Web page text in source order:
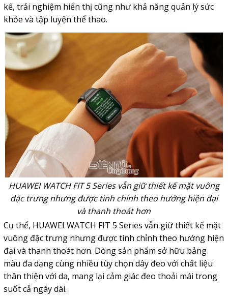
kế, trải nghiệm hiển thị cũng như khả năng quản lý sức
khỏe và tập luyện thể thao.
HUAWEI WATCH FIT 5 Series vẫn giữ thiết kế mặt vuông
đặc trưng nhưng được tinh chỉnh theo hướng hiện đại
và thanh thoát hơn
Cụ thể, HUAWEI WATCH FIT 5 Series vẫn giữ thiết kế mặt
vuông đặc trưng nhưng được tinh chỉnh theo hướng hiện
đại và thanh thoát hơn. Dòng sản phẩm sở hữu bảng
màu đa dạng cùng nhiều tùy chọn dây đeo với chất liệu
thân thiện với da, mang lại cảm giác đeo thoải mái trong
suốt cả ngày dài.